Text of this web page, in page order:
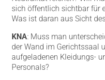
sich öffentlich sichtbar für
Was ist daran aus Sicht
KNA: Muss man
der Wand im Gerichtssaal
aufgeladenen Kleidungs-
Personals?